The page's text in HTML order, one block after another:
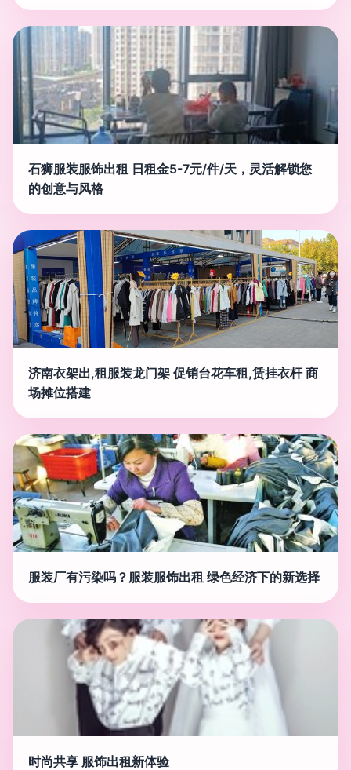
石狮服装服饰出租 日租金5-7元/件/天，灵活解锁您
的创意与风格
济南衣架出,租服装龙门架 促销台花车租,赁挂衣杆 商
场摊位搭建
服装厂有污染吗？服装服饰出租 绿色经济下的新选择
时尚共享 服饰出租新体验